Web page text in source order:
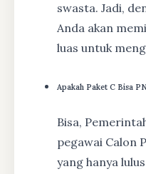
swasta. Jadi,
Anda akan
luas untuk
Apakah Paket C Bisa
Bisa,
pegawai Calon
yang hanya